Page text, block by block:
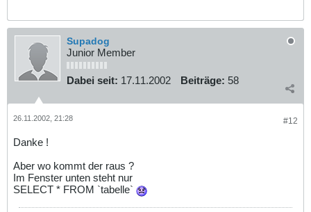
Supadog
Junior Member
Dabei seit: 17.11.2002 Beiträge: 58
#12
26.11.2002, 21:28
Danke !
Aber wo kommt der raus ?
Im Fenster unten steht nur
SELECT * FROM `tabelle`